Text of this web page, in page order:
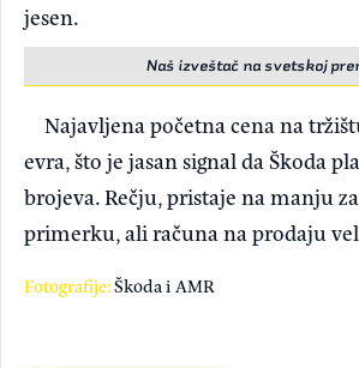
jesen.
Naš izveštač na svetskoj
Najavljena početna cena na
evra, što je jasan signal da Škoda
brojeva. Rečju, pristaje na manju
primerku, ali računa na prodaju
Fotografije:Škoda i AMR